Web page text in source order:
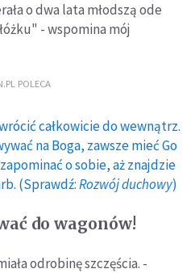
o dwa lata młodszą ode
- wspomina mój
POLECA
całkowicie do wewnątrz.
na Boga, zawsze mieć Go
o sobie, aż znajdzie
(Sprawdź:Rozwój duchowy)
do wagonów!
odrobinę szczęścia. -